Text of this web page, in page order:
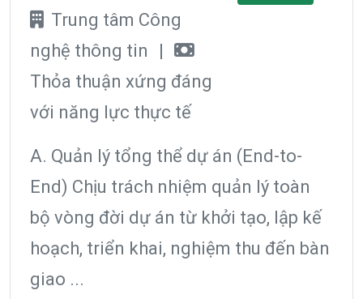
Trung tâm Công
nghệ thông tin
|
Thỏa thuận xứng đáng
với năng lực thực tế
A. Quản lý tổng thể dự án (End-to-
End) Chịu trách nhiệm quản lý toàn
bộ vòng đời dự án từ khởi tạo, lập kế
hoạch, triển khai, nghiệm thu đến bàn
giao ...